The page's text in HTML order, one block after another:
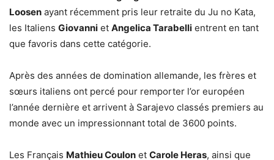
Loosen ayant récemment pris leur retraite du Ju no Kata,
les Italiens Giovanni et Angelica Tarabelli entrent en tant
que favoris dans cette catégorie.
Après des années de domination allemande, les frères et
sœurs italiens ont percé pour remporter l’or européen
l’année dernière et arrivent à Sarajevo classés premiers au
monde avec un impressionnant total de 3600 points.
Les Français Mathieu Coulon et Carole Heras, ainsi que